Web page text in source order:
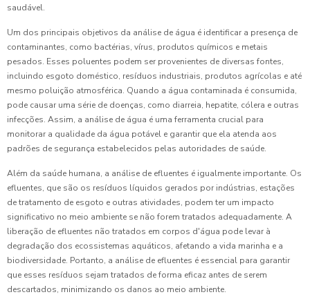
saudável.
Um dos principais objetivos da análise de água é identificar a presença de
contaminantes, como bactérias, vírus, produtos químicos e metais
pesados. Esses poluentes podem ser provenientes de diversas fontes,
incluindo esgoto doméstico, resíduos industriais, produtos agrícolas e até
mesmo poluição atmosférica. Quando a água contaminada é consumida,
pode causar uma série de doenças, como diarreia, hepatite, cólera e outras
infecções. Assim, a análise de água é uma ferramenta crucial para
monitorar a qualidade da água potável e garantir que ela atenda aos
padrões de segurança estabelecidos pelas autoridades de saúde.
Além da saúde humana, a análise de efluentes é igualmente importante. Os
efluentes, que são os resíduos líquidos gerados por indústrias, estações
de tratamento de esgoto e outras atividades, podem ter um impacto
significativo no meio ambiente se não forem tratados adequadamente. A
liberação de efluentes não tratados em corpos d'água pode levar à
degradação dos ecossistemas aquáticos, afetando a vida marinha e a
biodiversidade. Portanto, a análise de efluentes é essencial para garantir
que esses resíduos sejam tratados de forma eficaz antes de serem
descartados, minimizando os danos ao meio ambiente.